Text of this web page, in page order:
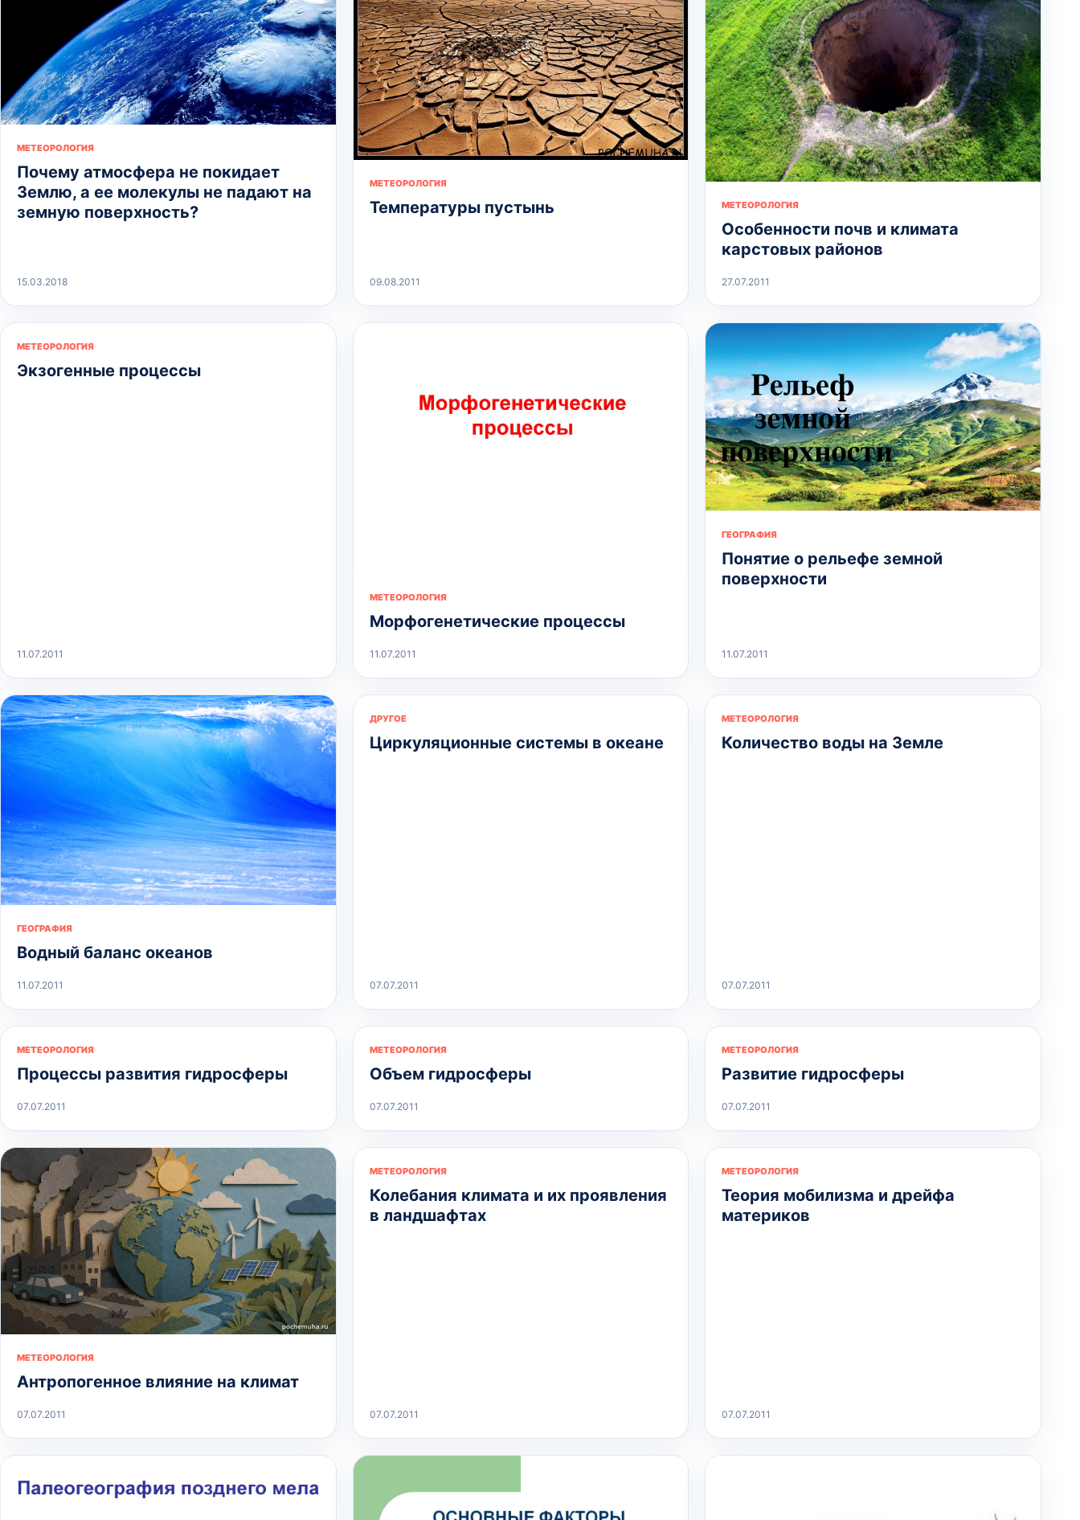
МЕТЕОРОЛОГИЯ
Почему атмосфера не покидает
Землю, а ее молекулы не падают на
земную поверхность?
15.03.2018
МЕТЕОРОЛОГИЯ
Температуры пустынь
09.08.2011
МЕТЕОРОЛОГИЯ
Особенности почв и климата
карстовых районов
27.07.2011
МЕТЕОРОЛОГИЯ
Экзогенные процессы
11.07.2011
МЕТЕОРОЛОГИЯ
Морфогенетические процессы
11.07.2011
ГЕОГРАФИЯ
Понятие о рельефе земной
поверхности
11.07.2011
ГЕОГРАФИЯ
Водный баланс океанов
11.07.2011
ДРУГОЕ
Циркуляционные системы в океане
07.07.2011
МЕТЕОРОЛОГИЯ
Количество воды на Земле
07.07.2011
МЕТЕОРОЛОГИЯ
Процессы развития гидросферы
07.07.2011
МЕТЕОРОЛОГИЯ
Объем гидросферы
07.07.2011
МЕТЕОРОЛОГИЯ
Развитие гидросферы
07.07.2011
МЕТЕОРОЛОГИЯ
Антропогенное влияние на климат
07.07.2011
МЕТЕОРОЛОГИЯ
Колебания климата и их проявления
в ландшафтах
07.07.2011
МЕТЕОРОЛОГИЯ
Теория мобилизма и дрейфа
материков
07.07.2011